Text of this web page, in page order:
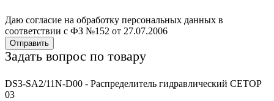
Даю согласие на обработку персональных данных в
соответствии с ФЗ №152 от 27.07.2006
Отправить
Задать вопрос по товару
DS3-SA2/11N-D00 - Распределитель гидравлический CETOP
03